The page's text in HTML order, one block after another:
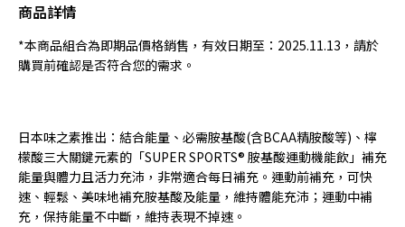
商品詳情
*本商品組合為即期品價格銷售，有效日期至：2025.11.13，請於
購買前確認是否符合您的需求。
日本味之素推出：結合能量、必需胺基酸(含BCAA精胺酸等)、檸
檬酸三大關鍵元素的「SUPER SPORTS® 胺基酸運動機能飲」補充
能量與體力且活力充沛，非常適合每日補充。運動前補充，可快
速、輕鬆、美味地補充胺基酸及能量，維持體能充沛；運動中補
充，保持能量不中斷，維持表現不掉速。